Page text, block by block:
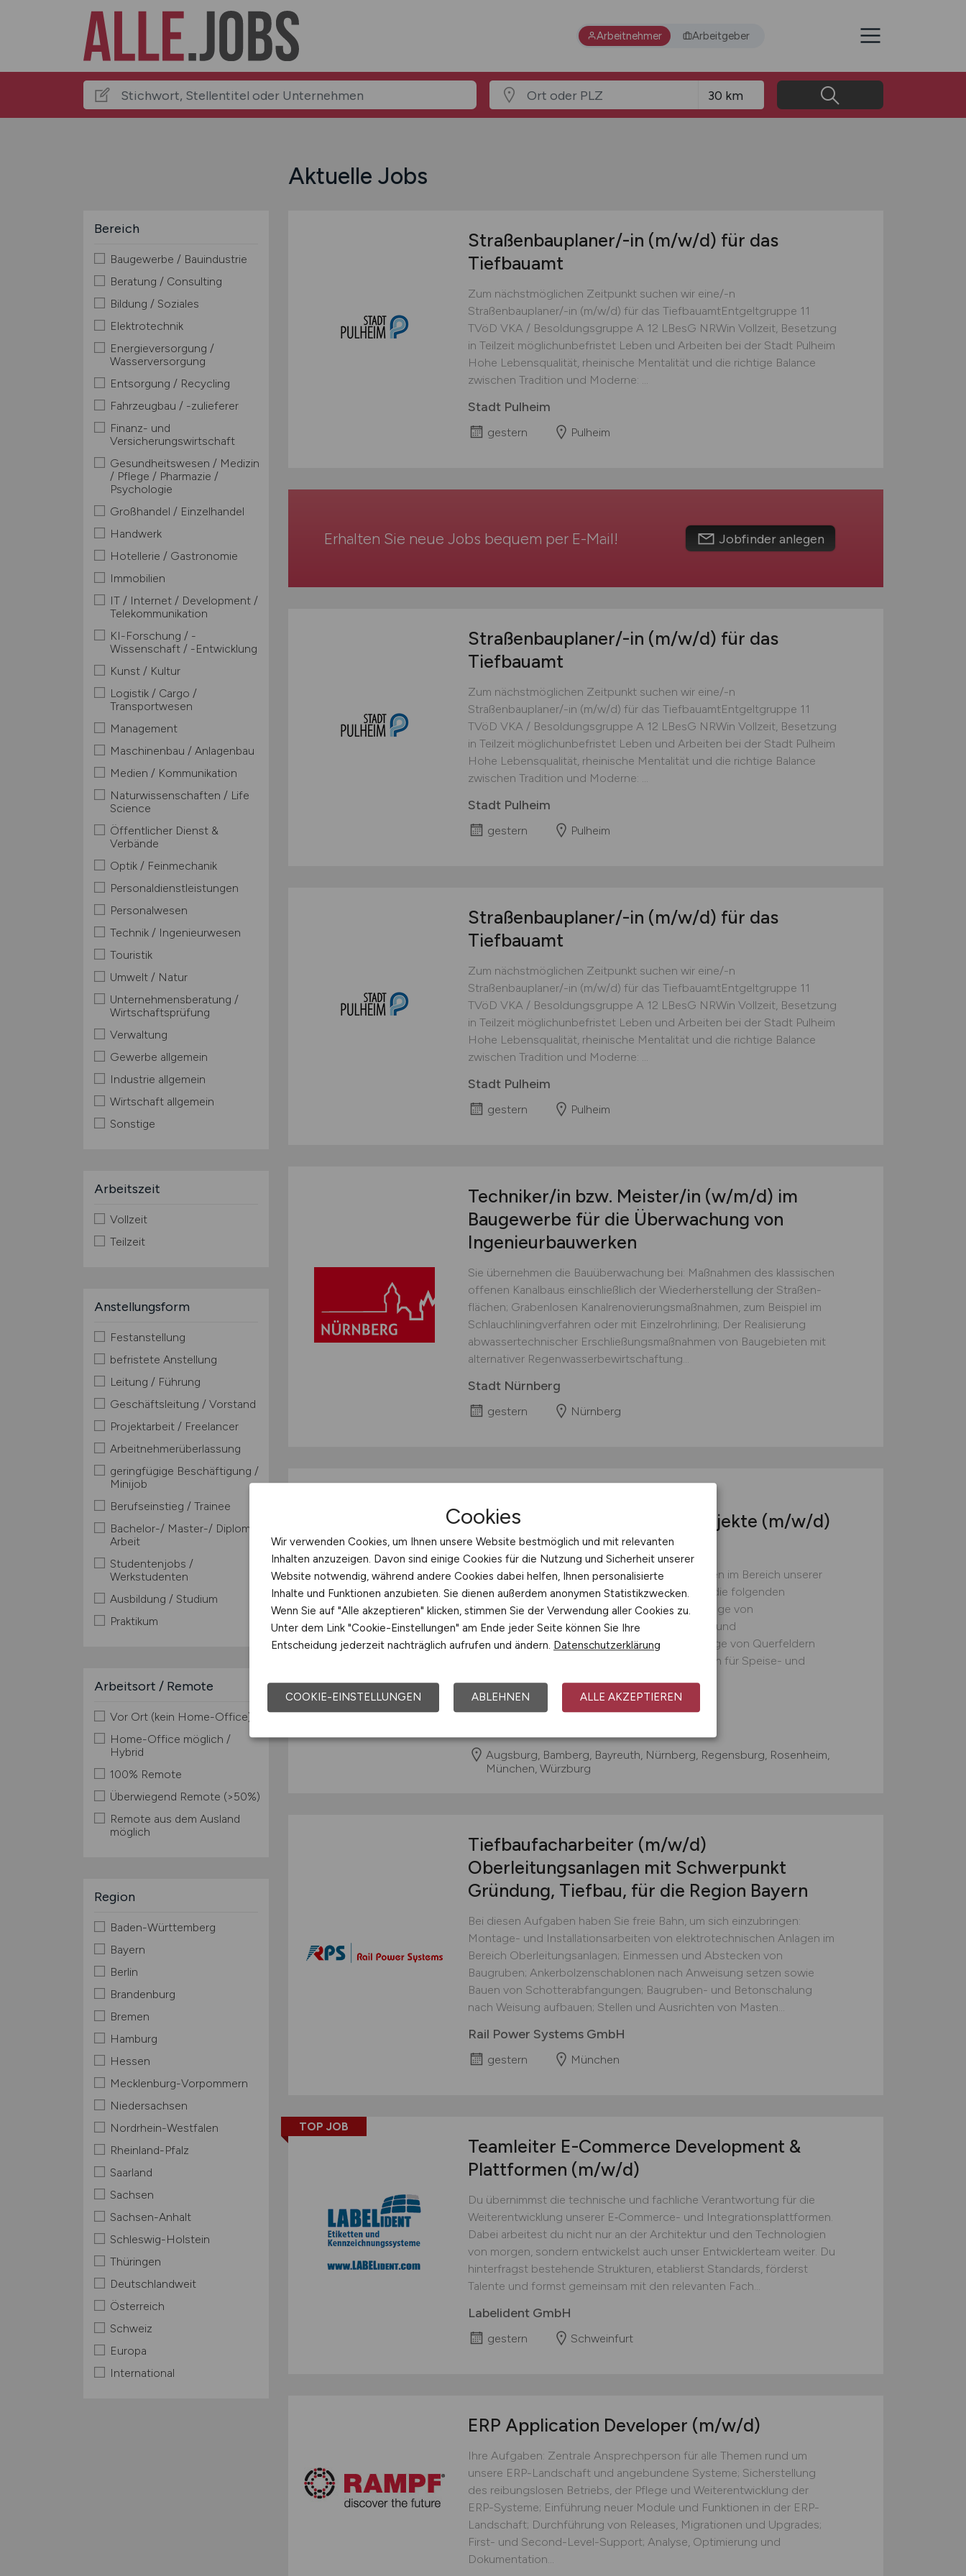
Arbeitnehmer Arbeitgeber
Aktuelle Jobs
Bereich
Baugewerbe / Bauindustrie
Beratung / Consulting
Bildung / Soziales
Elektrotechnik
Energieversorgung /
Wasserversorgung
Entsorgung / Recycling
Fahrzeugbau / -zulieferer
Finanz- und
Versicherungswirtschaft
Gesundheitswesen / Medizin
/ Pflege / Pharmazie /
Psychologie
Großhandel / Einzelhandel
Handwerk
Hotellerie / Gastronomie
Immobilien
IT / Internet / Development /
Telekommunikation
KI-Forschung / -
Wissenschaft / -Entwicklung
Kunst / Kultur
Logistik / Cargo /
Transportwesen
Management
Maschinenbau / Anlagenbau
Medien / Kommunikation
Naturwissenschaften / Life
Science
Öffentlicher Dienst &
Verbände
Optik / Feinmechanik
Personaldienstleistungen
Personalwesen
Technik / Ingenieurwesen
Touristik
Umwelt / Natur
Unternehmensberatung /
Wirtschaftsprüfung
Verwaltung
Gewerbe allgemein
Industrie allgemein
Wirtschaft allgemein
Sonstige
Arbeitszeit
Vollzeit
Teilzeit
Anstellungsform
Festanstellung
befristete Anstellung
Leitung / Führung
Geschäftsleitung / Vorstand
Projektarbeit / Freelancer
Arbeitnehmerüberlassung
geringfügige Beschäftigung /
Minijob
Berufseinstieg / Trainee
Bachelor-/ Master-/ Diplom-
Arbeit
Studentenjobs /
Werkstudenten
Ausbildung / Studium
Praktikum
Arbeitsort / Remote
Vor Ort (kein Home-Office)
Home-Office möglich /
Hybrid
100% Remote
Überwiegend Remote (>50%)
Remote aus dem Ausland
möglich
Region
Baden-Württemberg
Bayern
Berlin
Brandenburg
Bremen
Hamburg
Hessen
Mecklenburg-Vorpommern
Niedersachsen
Nordrhein-Westfalen
Rheinland-Pfalz
Saarland
Sachsen
Sachsen-Anhalt
Schleswig-Holstein
Thüringen
Deutschlandweit
Österreich
Schweiz
Europa
International
Straßenbauplaner/-in (m/w/d) für das
Tiefbauamt
Zum nächstmöglichen Zeitpunkt suchen wir eine/-n
Straßenbauplaner/-in (m/w/d) für das TiefbauamtEntgeltgruppe 11
TVöD VKA / Besoldungsgruppe A 12 LBesG NRWin Vollzeit, Besetzung
in Teilzeit möglichunbefristet Leben und Arbeiten bei der Stadt Pulheim
Hohe Lebensqualität, rheinische Mentalität und die richtige Balance
zwischen Tradition und Moderne: ...
Stadt Pulheim
gestern Pulheim
Erhalten Sie neue Jobs bequem per E-Mail! Jobfinder anlegen
Straßenbauplaner/-in (m/w/d) für das
Tiefbauamt
Zum nächstmöglichen Zeitpunkt suchen wir eine/-n
Straßenbauplaner/-in (m/w/d) für das TiefbauamtEntgeltgruppe 11
TVöD VKA / Besoldungsgruppe A 12 LBesG NRWin Vollzeit, Besetzung
in Teilzeit möglichunbefristet Leben und Arbeiten bei der Stadt Pulheim
Hohe Lebensqualität, rheinische Mentalität und die richtige Balance
zwischen Tradition und Moderne: ...
Stadt Pulheim
gestern Pulheim
Straßenbauplaner/-in (m/w/d) für das
Tiefbauamt
Zum nächstmöglichen Zeitpunkt suchen wir eine/-n
Straßenbauplaner/-in (m/w/d) für das TiefbauamtEntgeltgruppe 11
TVöD VKA / Besoldungsgruppe A 12 LBesG NRWin Vollzeit, Besetzung
in Teilzeit möglichunbefristet Leben und Arbeiten bei der Stadt Pulheim
Hohe Lebensqualität, rheinische Mentalität und die richtige Balance
zwischen Tradition und Moderne: ...
Stadt Pulheim
gestern Pulheim
Techniker/in bzw. Meister/in (w/m/d) im
Baugewerbe für die Überwachung von
Ingenieurbauwerken
Sie übernehmen die Bauüberwachung bei: Maßnahmen des klassischen
offenen Kanalbaus einschließlich der Wiederherstellung der Straßen­
flächen; Grabenlosen Kanalrenovierungsmaßnahmen, zum Beispiel im
Schlauch­liningverfahren oder mit Einzel­rohrlining; Der Realisierung
abwassertechnischer Erschließungs­maßnahmen von Baugebieten mit
alternativer Regenwasser­bewirtschaftung...
Stadt Nürnberg
gestern Nürnberg
Oberleitungsanlagen, Bahnprojekte (m/w/d)
Region Bayern
Sie führen die Montage- und Installationsarbeiten im Bereich unserer
Fahrleitungsanlagen durch. Hierzu gehören u.a. die folgenden
Tätigkeitsschwerpunkte: Montage und Demontage von
Einfachfahrleitungen, Kettenwerksfahrleitungen und
Deckenstromschienen; Vormontage und Montage von Querfeldern
und Auslegern; Montage von Masttrennschaltern für Speise- und
Rail Power Systems GmbH
Augsburg, Bamberg, Bayreuth, Nürnberg, Regensburg, Rosenheim,
München, Würzburg
Tiefbaufacharbeiter (m/w/d)
Oberleitungsanlagen mit Schwerpunkt
Gründung, Tiefbau, für die Region Bayern
Bei diesen Aufgaben haben Sie freie Bahn, um sich einzubringen:
Montage- und Installationsarbeiten von elektrotechnischen Anlagen im
Bereich Oberleitungsanlagen; Einmessen und Abstecken von
Baugruben; Ankerbolzenschablonen nach Anweisung setzen sowie
Bauen von Schotterabfangungen; Baugruben- und Betonschalung
nach Weisung aufbauen; Stellen und Ausrichten von Masten...
Rail Power Systems GmbH
gestern München
TOP JOB
Teamleiter E-Commerce Development &
Plattformen (m/w/d)
Du übernimmst die technische und fachliche Verantwortung für die
Weiterentwicklung unserer E‑Commerce- und Integrationsplattformen.
Dabei arbeitest du nicht nur an der Architektur und den Technologien
von morgen, sondern entwickelst auch unser Entwicklerteam weiter. Du
hinterfragst bestehende Strukturen, etablierst Standards, förderst
Talente und formst gemeinsam mit den relevanten Fach...
Labelident GmbH
gestern Schweinfurt
ERP Application Developer (m/w/d)
Ihre Aufgaben: Zentrale Ansprechperson für alle Themen rund um
unsere ERP-Landschaft und angebundene Systeme; Sicherstellung
des reibungslosen Betriebs, der Pflege und Weiterentwicklung der
ERP-Systeme; Einführung neuer Module und Funktionen in der ERP-
Landschaft; Durchführung von Releases, Migrationen und Upgrades;
First- und Second-Level-Support; Analyse, Optimierung und
Dokumentation...
Cookies
Wir verwenden Cookies, um Ihnen unsere Website bestmöglich und mit relevanten
Inhalten anzuzeigen. Davon sind einige Cookies für die Nutzung und Sicherheit unserer
Website notwendig, während andere Cookies dabei helfen, Ihnen personalisierte
Inhalte und Funktionen anzubieten. Sie dienen außerdem anonymen Statistikzwecken.
Wenn Sie auf "Alle akzeptieren" klicken, stimmen Sie der Verwendung aller Cookies zu.
Unter dem Link "Cookie-Einstellungen" am Ende jeder Seite können Sie Ihre
Entscheidung jederzeit nachträglich aufrufen und ändern. Datenschutzerklärung
COOKIE-EINSTELLUNGEN ABLEHNEN ALLE AKZEPTIEREN